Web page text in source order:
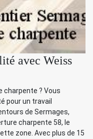
avec Weiss
charpente ? Vous
pour un travail
de Sermages,
charpente 58, le
zone. Avec plus de 15